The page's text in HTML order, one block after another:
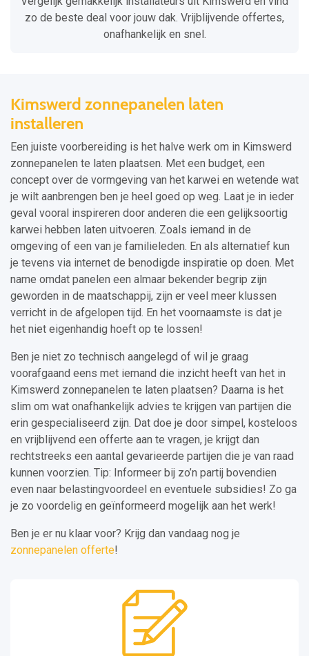
zo de beste deal voor jouw dak. Vrijblijvende offertes,
onafhankelijk en snel.
Kimswerd zonnepanelen laten
installeren
Een juiste voorbereiding is het halve werk om in Kimswerd
zonnepanelen te laten plaatsen. Met een budget, een
concept over de vormgeving van het karwei en wetende wat
je wilt aanbrengen ben je heel goed op weg. Laat je in ieder
geval vooral inspireren door anderen die een gelijksoortig
karwei hebben laten uitvoeren. Zoals iemand in de
omgeving of een van je familieleden. En als alternatief kun
je tevens via internet de benodigde inspiratie op doen. Met
name omdat panelen een almaar bekender begrip zijn
geworden in de maatschappij, zijn er veel meer klussen
verricht in de afgelopen tijd. En het voornaamste is dat je
het niet eigenhandig hoeft op te lossen!
Ben je niet zo technisch aangelegd of wil je graag
voorafgaand eens met iemand die inzicht heeft van het in
Kimswerd zonnepanelen te laten plaatsen? Daarna is het
slim om wat onafhankelijk advies te krijgen van partijen die
erin gespecialiseerd zijn. Dat doe je door simpel, kosteloos
en vrijblijvend een offerte aan te vragen, je krijgt dan
rechtstreeks een aantal gevarieerde partijen die je van raad
kunnen voorzien. Tip: Informeer bij zo’n partij bovendien
even naar belastingvoordeel en eventuele subsidies! Zo ga
je zo voordelig en geïnformeerd mogelijk aan het werk!
Ben je er nu klaar voor? Krijg dan vandaag nog je
zonnepanelen offerte!